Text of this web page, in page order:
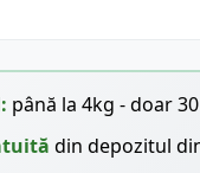
până la 4kg - doar
din depozitul